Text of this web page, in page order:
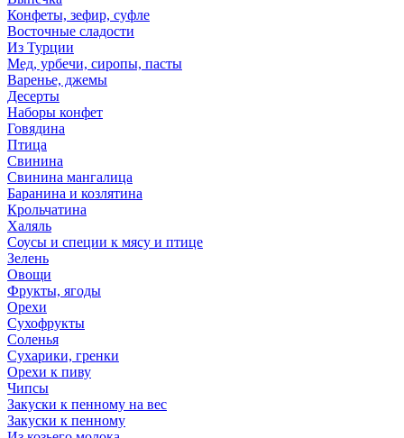
Конфеты, зефир, суфле
Восточные сладости
Из Турции
Мед, урбечи, сиропы, пасты
Варенье, джемы
Десерты
Наборы конфет
Говядина
Птица
Свинина
Свинина мангалица
Баранина и козлятина
Крольчатина
Халяль
Соусы и специи к мясу и птице
Зелень
Овощи
Фрукты, ягоды
Орехи
Сухофрукты
Соленья
Сухарики, гренки
Орехи к пиву
Чипсы
Закуски к пенному на вес
Закуски к пенному